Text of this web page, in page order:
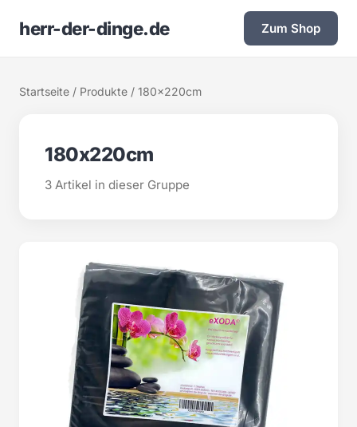
herr-der-dinge.de Zum Shop
Startseite / Produkte / 180x220cm
180x220cm
3 Artikel in dieser Gruppe